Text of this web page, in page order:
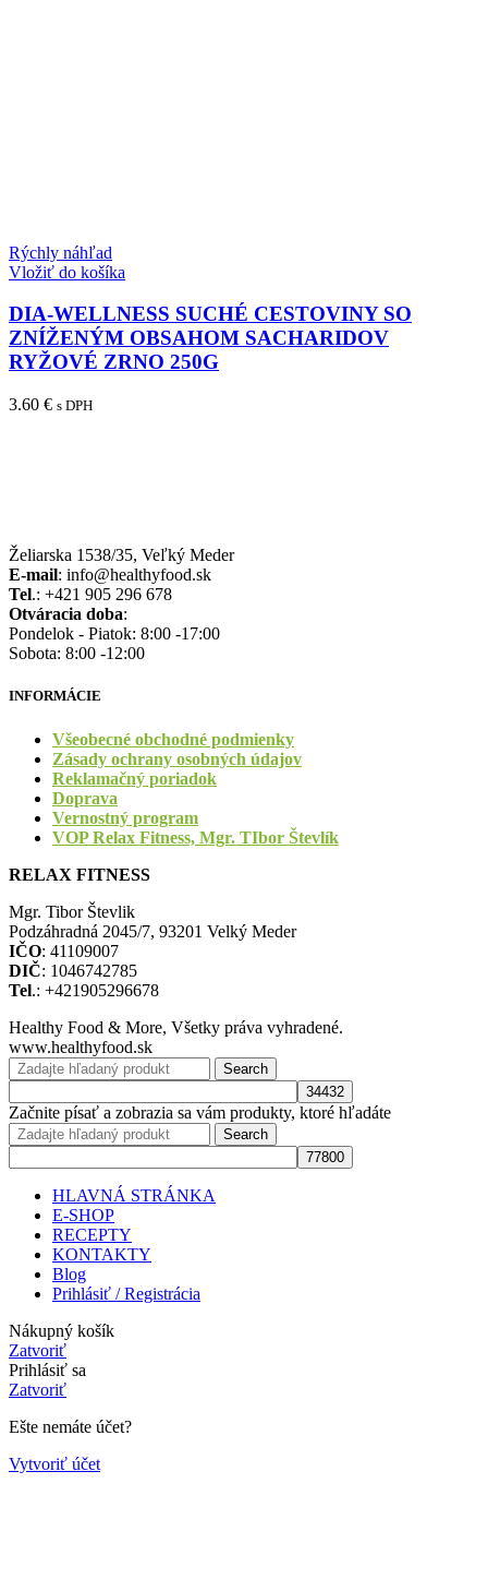
Rýchly náhľad
Vložiť do košíka
DIA-WELLNESS SUCHÉ CESTOVINY SO
ZNÍŽENÝM OBSAHOM SACHARIDOV
RYŽOVÉ ZRNO 250G
3.60 € s DPH
Želiarska 1538/35, Veľký Meder
E-mail: info@healthyfood.sk
Tel.: +421 905 296 678
Otváracia doba:
Pondelok - Piatok: 8:00 -17:00
Sobota: 8:00 -12:00
INFORMÁCIE
Všeobecné obchodné podmienky
Zásady ochrany osobných údajov
Reklamačný poriadok
Doprava
Vernostný program
VOP Relax Fitness, Mgr. TIbor Števlík
RELAX FITNESS
Mgr. Tibor Števlik
Podzáhradná 2045/7, 93201 Velký Meder
IČO: 41109007
DIČ: 1046742785
Tel.: +421905296678
Healthy Food & More, Všetky práva vyhradené.
www.healthyfood.sk
Search
Začnite písať a zobrazia sa vám produkty, ktoré hľadáte
Search
HLAVNÁ STRÁNKA
E-SHOP
RECEPTY
KONTAKTY
Blog
Prihlásiť / Registrácia
Nákupný košík
Zatvoriť
Prihlásiť sa
Zatvoriť
Ešte nemáte účet?
Vytvoriť účet